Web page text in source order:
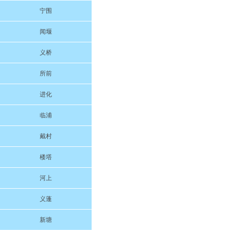
宁围
闻堰
义桥
所前
进化
临浦
戴村
楼塔
河上
义蓬
新塘